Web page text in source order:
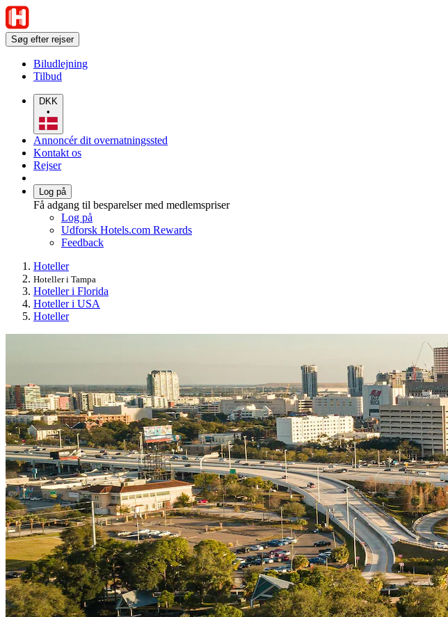
Søg efter rejser
Biludlejning
Tilbud
DKK
•
Annoncér dit overnatningssted
Kontakt os
Rejser
Log på
Få adgang til besparelser med medlemspriser
Log på
Udforsk Hotels.com Rewards
Feedback
Hoteller
Hoteller i Tampa
Hoteller i Florida
Hoteller i USA
Hoteller